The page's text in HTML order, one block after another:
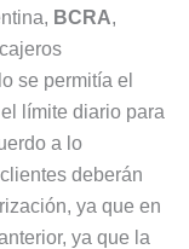
BCRA,
se permitía el
límite diario para
a lo
deberán
ya que en
ya que la